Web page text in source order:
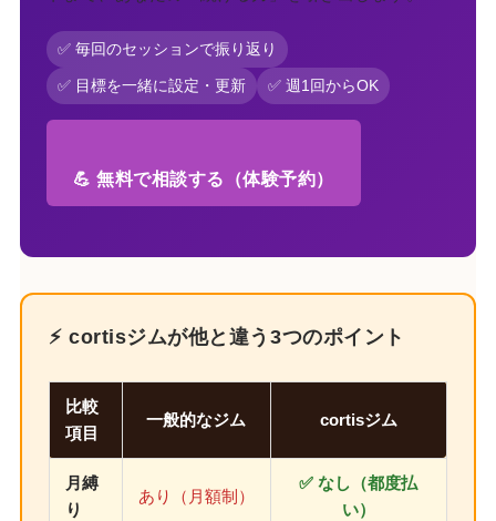
✅ 毎回のセッションで振り返り
✅ 目標を一緒に設定・更新 ✅ 週1回からOK
💪 無料で相談する（体験予約）
⚡ cortisジムが他と違う3つのポイント
比較
項目
一般的なジム cortisジム
月縛
り
あり（月額制）
✅ なし（都度払
い）